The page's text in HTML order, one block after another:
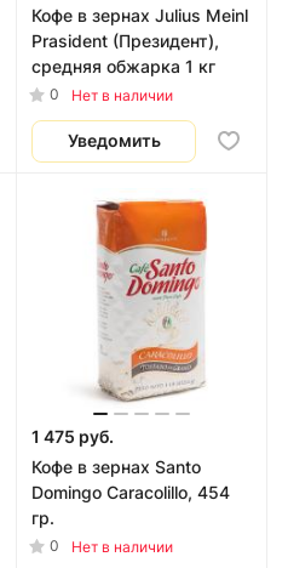
Кофе в зернах Julius Meinl
Prasident (Президент),
средняя обжарка 1 кг
0 Нет в наличии
Уведомить
1 475 руб.
Кофе в зернах Santo
Domingo Caracolillo, 454
гр.
0 Нет в наличии